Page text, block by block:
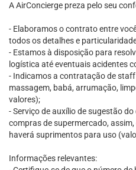
A AirConcierge preza pelo seu
- Elaboramos o contrato entre
todos os detalhes e
- Estamos à disposição para
logística até eventuais acidentes
- Indicamos a contratação de
massagem, babá, arrumação,
valores);
- Serviço de auxílio de sugestão
compras de supermercado,
haverá suprimentos para uso
Informações relevantes: